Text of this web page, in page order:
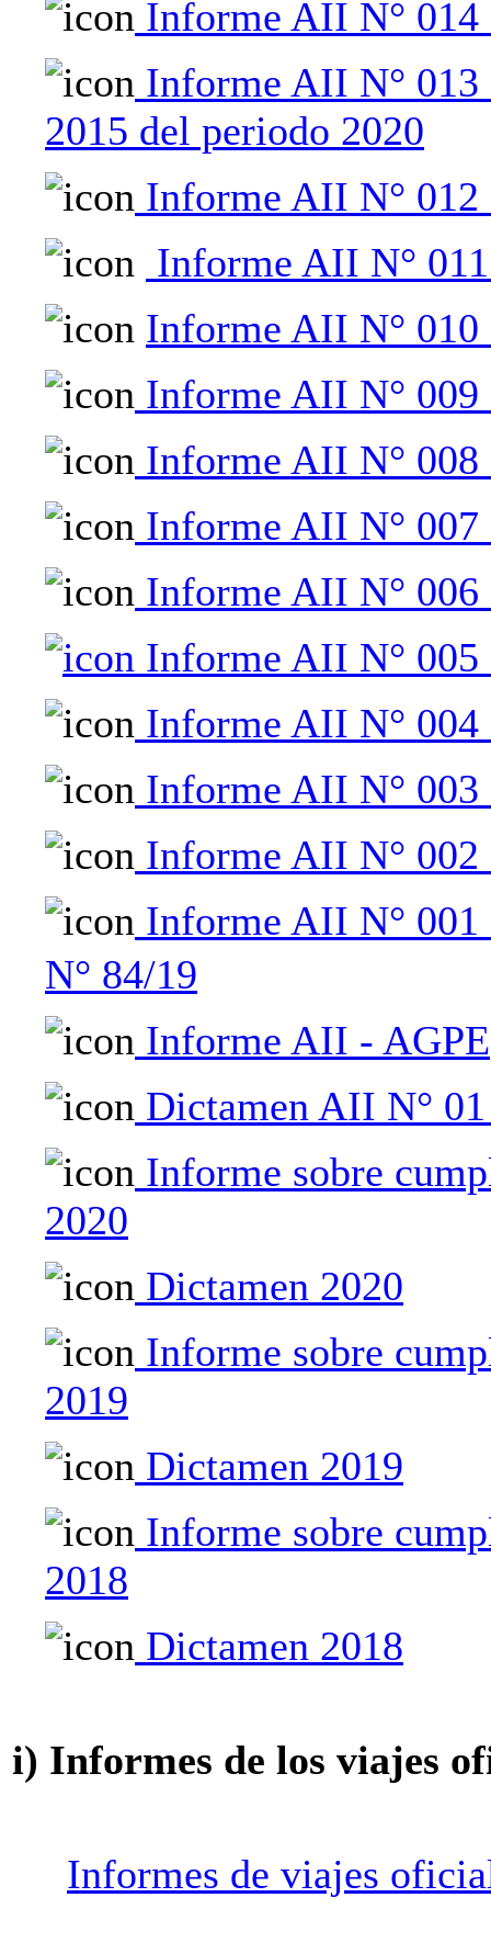
Informe AII N°
Informe AII N°
2015 del periodo 2020
Informe AII N° 012
Informe AII N°
Informe AII N° 010
Informe AII N° 009
Informe AII N° 008
Informe AII N° 007
Informe AII N° 006
Informe AII N° 005
Informe AII N° 004
Informe AII N° 003
Informe AII N° 002
Informe AII N° 001
N° 84/19
Informe AII - AGPE
Dictamen AII N°
Informe sobre
2020
Dictamen 2020
Informe sobre
2019
Dictamen 2019
Informe sobre
2018
Dictamen 2018
i) Informes de los viajes
Informes de viajes